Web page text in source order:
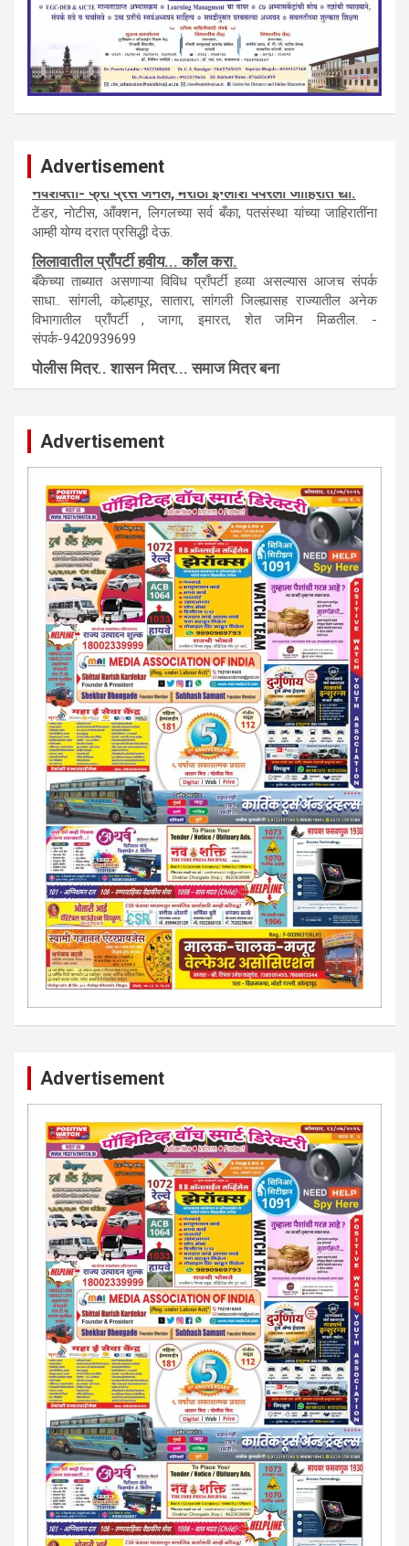
Advertisement
नवशक्ती- फ्री प्रेस जर्नल, मराठी इंग्लीश पेपरला जाहिरात द्या.
टेंडर, नाेटीस, आँक्शन, लिगलच्या सर्व बँका, पतसंस्था यांच्या जाहिरातींना
आम्ही याेग्य दरात प्रसिद्धी देऊ.
लिलावातील प्राँपर्टी हवीय... काँल करा.
बँकेच्या ताब्यात असणाऱ्या विविध प्राँपर्टी हव्या असल्यास आजच संपर्क
साधा.. सांगली, काेल्हापूर, सातारा, सांगली जिल्ह्यासह राज्यातील अनेक
विभागातील प्राँपर्टी , जागा, इमारत, शेत जमिन मिळतील. -
कायदेशीर सल्ला या मार्गदर्शन पाहिजे. संपर्क साधा-
परिस्थितीनुसार तुम्ही जर आर्थिक, शैक्षणिक, सामाजिक समस्या, गुन्हेगारी,
शारीरीक त्रास, फसवणूक सारख्या प्रकरणात अडकला असाल, काेर्टाची
पायरी चढला असाल तर चिंता नकाे.. आम्ही मदत करू. मार्गदर्शन करू,
कायदेशीर सल्ला देऊ. - आजच संपर्क साधा- भारत साेनुले-8888207374
या AD सतिश कुंभार -9860944728
मराठी.. इंग्रजी पेपरला जाहिरात द्यायची संपर्क साधा..
मराठी इंग्रजी दैनिकासाठी जिल्हा, राज्य आवृत्तीसाठी जाहिराती स्विकारल्या
जातील. नवशक्ती, फ्री प्रेस जर्नल साठी तुम्हीही तुमच्या नाेटीस द्या. बँक,
13/213/4 सेल्स , डिमांड नाेटीस इतरांच्यापेक्षा वाजवी दरात आम्ही आपली
जाहिरात पब्लिश करू. माेबा. 9420939699
Advertisement
Advertisement